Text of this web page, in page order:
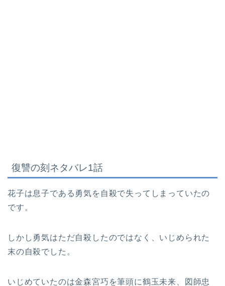
復讐の刻 ネタバレ1話
花子は息子である勇気を自殺で失ってしまっていたの
です。
しかし勇気はただ自殺したのではなく、いじめられた
末の自殺でした。
いじめていたのは金森宮巧を筆頭に鶴玉未来、図師忠